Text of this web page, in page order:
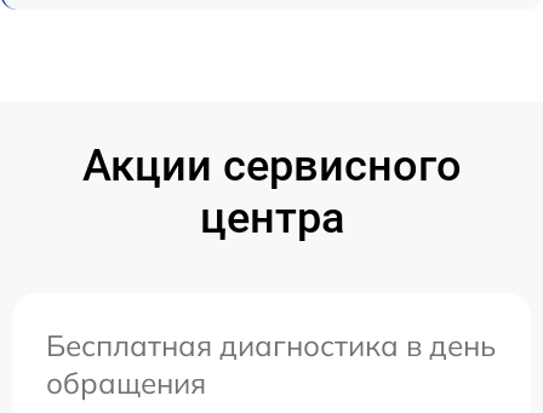
Акции сервисного
центра
Бесплатная диагностика в день
обращения